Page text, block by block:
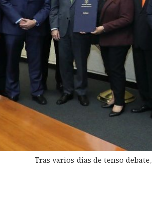
Tras varios días de tenso